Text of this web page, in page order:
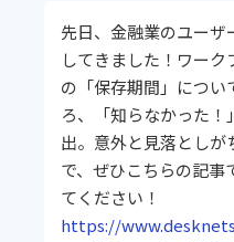
先日、金融業のユーザ
してきました！ワー
の「保存期間」につい
ろ、「知らなかった
出。意外と見落としが
で、ぜひこちらの記事
てください！
https://